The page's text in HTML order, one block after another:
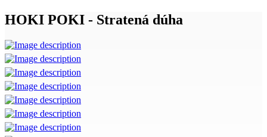
HOKI POKI - Stratená dúha